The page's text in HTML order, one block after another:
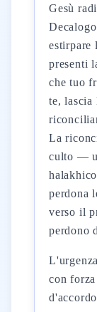
Gesù
estirpare
presenti
che tuo
te,
La
culto —
perdona
verso il
perdono
con